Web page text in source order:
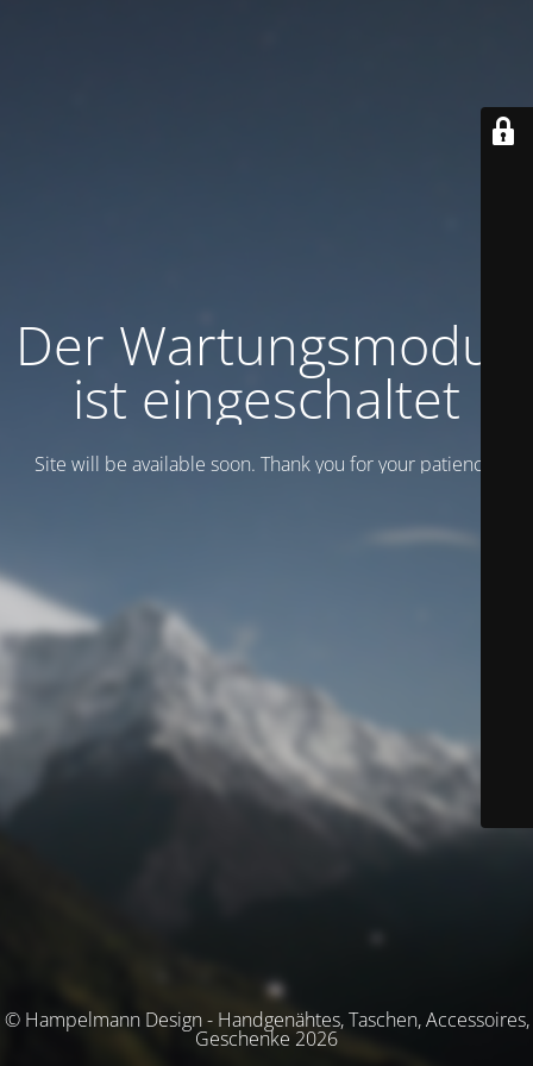
Der Wartungsmodus
ist eingeschaltet
Site will be available soon. Thank you for your patience!
© Hampelmann Design - Handgenähtes, Taschen, Accessoires,
Geschenke 2026